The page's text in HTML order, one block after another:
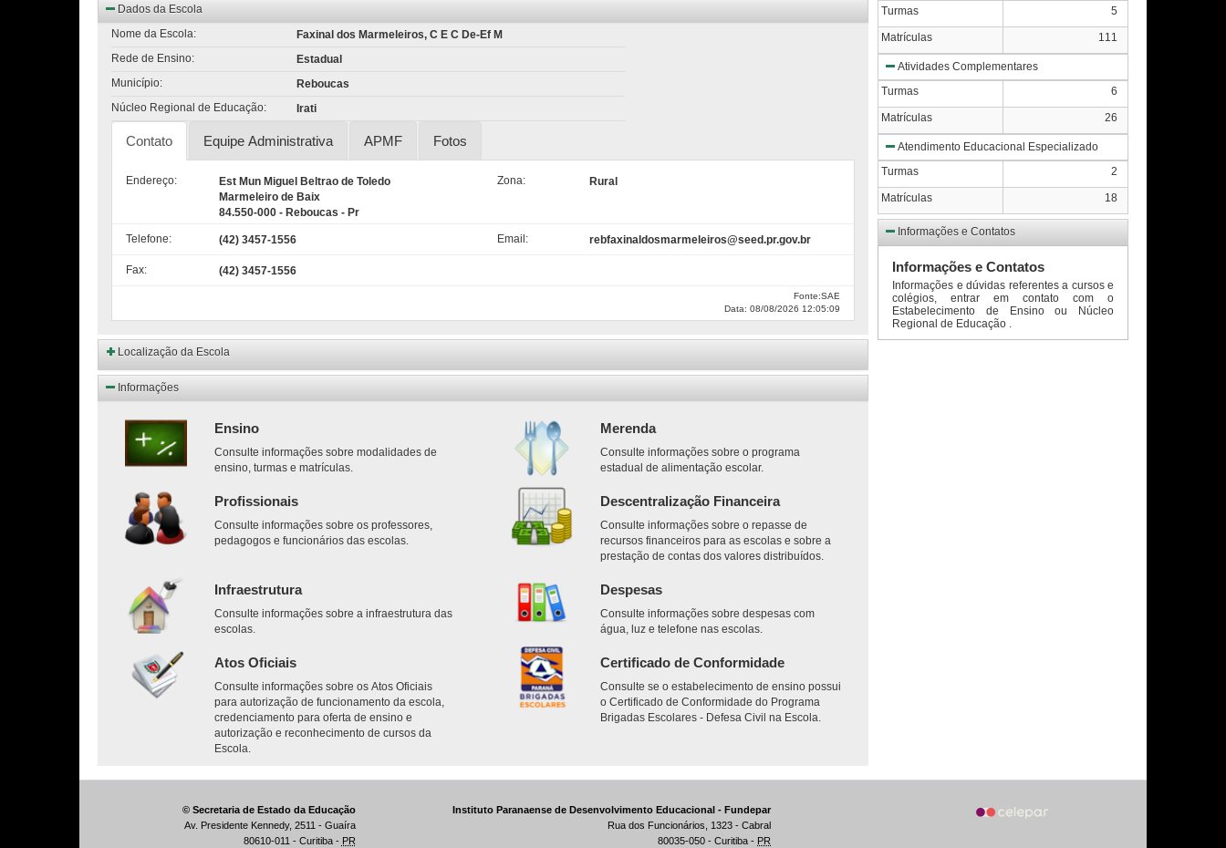
Dados da Escola
Nome da Escola:
Faxinal dos Marmeleiros, C E C De-Ef M
Rede de Ensino:
Estadual
Município:
Reboucas
Núcleo Regional de Educação:
Irati
Contato Equipe Administrativa APMF Fotos
Endereço:
Est Mun Miguel Beltrao de Toledo
Marmeleiro de Baix
84.550-000 - Reboucas - Pr
Zona: Rural
Telefone: (42) 3457-1556 Email: rebfaxinaldosmarmeleiros@seed.pr.gov.br
Fax: (42) 3457-1556
Fonte:SAE
Data: 08/08/2026 12:05:09
Localização da Escola
Informações
Ensino
Consulte informações sobre modalidades de
ensino, turmas e matrículas.
Merenda
Consulte informações sobre o programa
estadual de alimentação escolar.
Profissionais
Consulte informações sobre os professores,
pedagogos e funcionários das escolas.
Descentralização Financeira
Consulte informações sobre o repasse de
recursos financeiros para as escolas e sobre a
prestação de contas dos valores distribuídos.
Infraestrutura
Consulte informações sobre a infraestrutura das
escolas.
Despesas
Consulte informações sobre despesas com
água, luz e telefone nas escolas.
Atos Oficiais
Consulte informações sobre os Atos Oficiais
para autorização de funcionamento da escola,
credenciamento para oferta de ensino e
autorização e reconhecimento de cursos da
Escola.
Certificado de Conformidade
Consulte se o estabelecimento de ensino possui
o Certificado de Conformidade do Programa
Brigadas Escolares - Defesa Civil na Escola.
Turmas
5
Matrículas 111
Atividades Complementares
Turmas
6
Matrículas 26
Atendimento Educacional Especializado
Turmas
2
Matrículas 18
Informações e Contatos
Informações e Contatos
Informações e dúvidas referentes a cursos e
colégios, entrar em contato com o
Estabelecimento de Ensino ou Núcleo
Regional de Educação .
© Secretaria de Estado da Educação
Av. Presidente Kennedy, 2511 - Guaíra
80610-011 - Curitiba - PR
Instituto Paranaense de Desenvolvimento Educacional - Fundepar
Rua dos Funcionários, 1323 - Cabral
80035-050 - Curitiba - PR